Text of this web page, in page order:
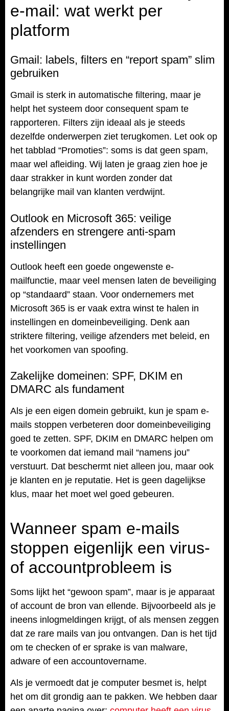
e-mail: wat werkt per
platform
Gmail: labels, filters en “report spam” slim
gebruiken
Gmail is sterk in automatische filtering, maar je
helpt het systeem door consequent spam te
rapporteren. Filters zijn ideaal als je steeds
dezelfde onderwerpen ziet terugkomen. Let ook op
het tabblad “Promoties”: soms is dat geen spam,
maar wel afleiding. Wij laten je graag zien hoe je
daar strakker in kunt worden zonder dat
belangrijke mail van klanten verdwijnt.
Outlook en Microsoft 365: veilige
afzenders en strengere anti-spam
instellingen
Outlook heeft een goede ongewenste e-
mailfunctie, maar veel mensen laten de beveiliging
op “standaard” staan. Voor ondernemers met
Microsoft 365 is er vaak extra winst te halen in
instellingen en domeinbeveiliging. Denk aan
striktere filtering, veilige afzenders met beleid, en
het voorkomen van spoofing.
Zakelijke domeinen: SPF, DKIM en
DMARC als fundament
Als je een eigen domein gebruikt, kun je spam e-
mails stoppen verbeteren door domeinbeveiliging
goed te zetten. SPF, DKIM en DMARC helpen om
te voorkomen dat iemand mail “namens jou”
verstuurt. Dat beschermt niet alleen jou, maar ook
je klanten en je reputatie. Het is geen dagelijkse
klus, maar het moet wel goed gebeuren.
Wanneer spam e-mails
stoppen eigenlijk een virus-
of accountprobleem is
Soms lijkt het “gewoon spam”, maar is je apparaat
of account de bron van ellende. Bijvoorbeeld als je
ineens inlogmeldingen krijgt, of als mensen zeggen
dat ze rare mails van jou ontvangen. Dan is het tijd
om te checken of er sprake is van malware,
adware of een accountovername.
Als je vermoedt dat je computer besmet is, helpt
het om dit grondig aan te pakken. We hebben daar